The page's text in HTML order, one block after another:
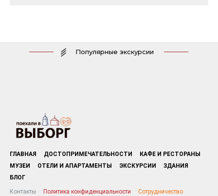
Популярные экскурсии
ГЛАВНАЯ ДОСТОПРИМЕЧАТЕЛЬНОСТИ
КАФЕ И РЕСТОРАНЫ
МУЗЕИ
ОТЕЛИ И АПАРТАМЕНТЫ ЭКСКУРСИИ
ЗДАНИЯ
БЛОГ
Контакты Политика конфиденциальности Сотрудничество